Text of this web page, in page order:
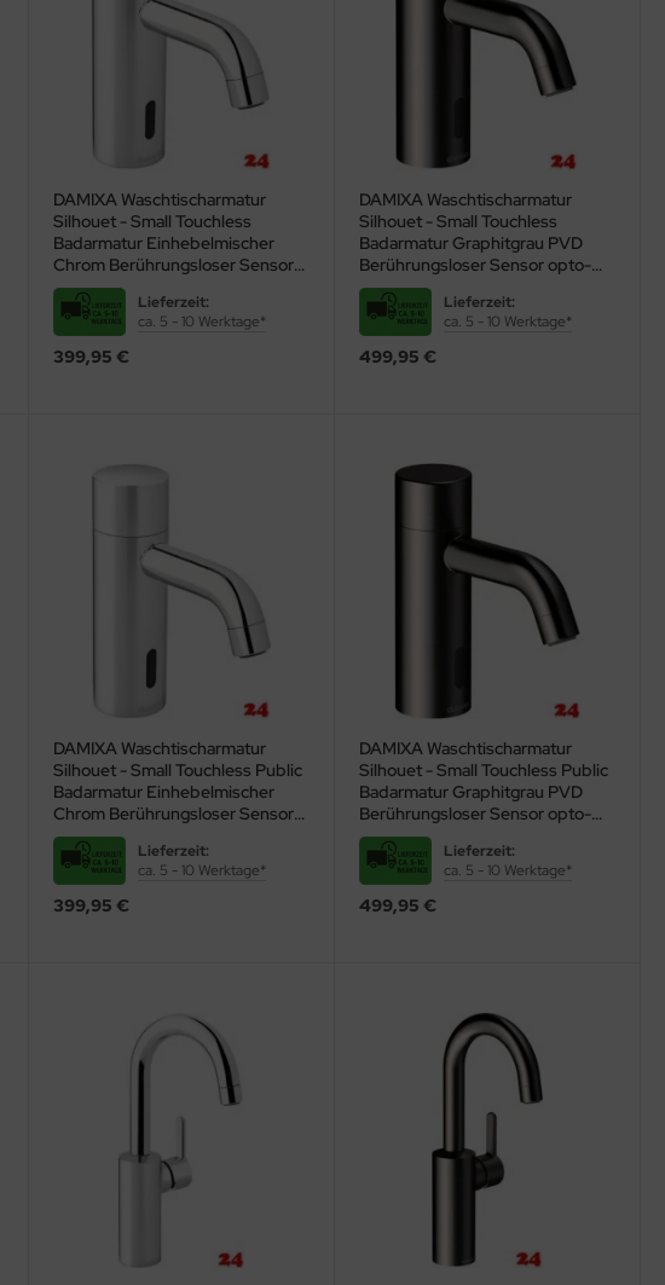
DAMIXA Waschtischarmatur
Silhouet - Small Touchless
Badarmatur Einhebelmischer
Chrom Berührungsloser Sensor
opto-elektronisch gesteuert
Lieferzeit:
ca. 5 - 10 Werktage*
399,95 €
DAMIXA Waschtischarmatur
Silhouet - Small Touchless
Badarmatur Graphitgrau PVD
Berührungsloser Sensor opto-
elektronisch gesteuert
Lieferzeit:
ca. 5 - 10 Werktage*
499,95 €
DAMIXA Waschtischarmatur
Silhouet - Small Touchless Public
Badarmatur Einhebelmischer
Chrom Berührungsloser Sensor
opto-elektronisch gesteuert
Lieferzeit:
ca. 5 - 10 Werktage*
399,95 €
DAMIXA Waschtischarmatur
Silhouet - Small Touchless Public
Badarmatur Graphitgrau PVD
Berührungsloser Sensor opto-
elektronisch gesteuert
Lieferzeit:
ca. 5 - 10 Werktage*
499,95 €